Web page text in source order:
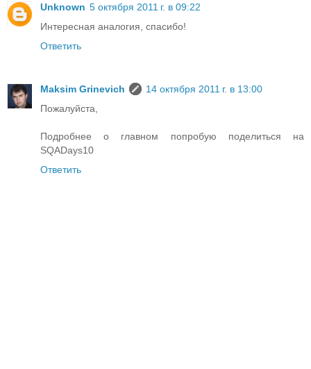
Unknown 5 октября 2011 г. в 09:22
Интересная аналогия, спасибо!
Ответить
Maksim Grinevich
14 октября 2011 г. в 13:00
Пожалуйста,
Подробнее о главном попробую поделиться на
SQADays10
Ответить